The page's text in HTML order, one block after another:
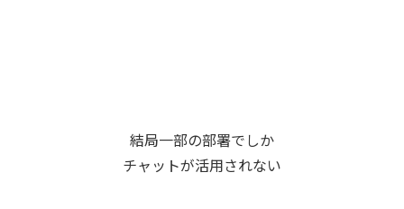
結局一部の部署でしか
チャットが活用されない